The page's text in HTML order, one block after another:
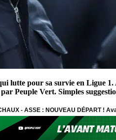
lutte pour sa survie en Ligue
Peuple Vert. Simples